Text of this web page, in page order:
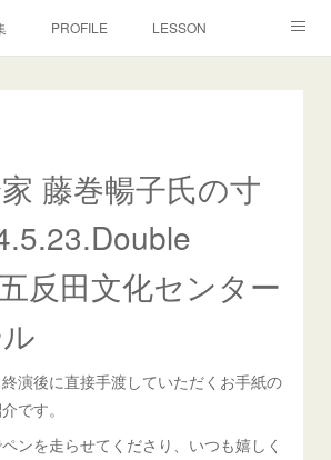
PROFILE LESSON
藤巻暢子氏の寸
反田文化センター
演後に直接手渡していただくお手紙の
です。
ンを走らせてくださり、いつも嬉しく